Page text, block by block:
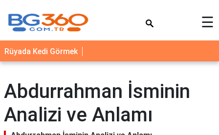
YEMEK
TARİFLERİ
NEDİR
FAYDALARI
☰
Rüyada Kedi Görmek
Abdurrahman İsminin
Analizi ve Anlamı